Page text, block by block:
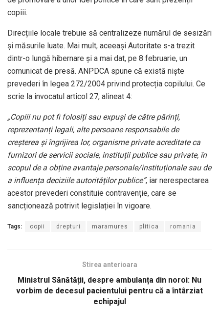
copiii.
Direcțiile locale trebuie să centralizeze numărul de sesizări
și măsurile luate. Mai mult, aceeași Autoritate s-a trezit
dintr-o lungă hibernare și a mai dat, pe 8 februarie, un
comunicat de presă. ANPDCA spune că există niște
prevederi în legea 272/2004 privind protecția copilului. Ce
scrie la invocatul articol 27, alineat 4:
„Copiii nu pot fi folosiți sau expuși de către părinți,
reprezentanți legali, alte persoane responsabile de
creșterea şi îngrijirea lor, organisme private acreditate ca
furnizori de servicii sociale, instituții publice sau private, în
scopul de a obține avantaje personale/instituționale sau de
a influența deciziile autorităților publice”, iar nerespectarea
acestor prevederi constituie contravenție, care se
sancționează potrivit legislației în vigoare.
Tags: copii drepturi maramures plitica romania
Stirea anterioara
Ministrul Sănătății, despre ambulanța din noroi: Nu
vorbim de decesul pacientului pentru că a întârziat
echipajul